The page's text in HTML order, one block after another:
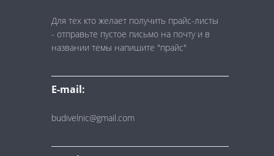
Для тех кто желает получить прайс-листы
- отправьте пустое письмо на почту и в
названии темы напишите "прайс"
E-mail:
budivelnic@gmail.com